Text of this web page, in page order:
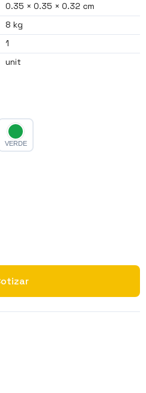
0.35 × 0.35 × 0.32 cm
8 kg
1
unit
VERDE